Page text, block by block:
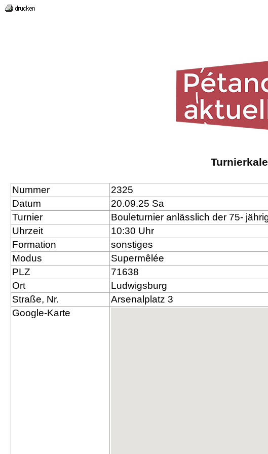
Nummer
2325
Datum
20.09.25 Sa
Turnier
Bouleturnier anlässlich der 75-
Uhrzeit
10:30 Uhr
Formation
sonstiges
Modus
Supermêlée
PLZ
71638
Ort
Ludwigsburg
Straße, Nr.
Arsenalplatz 3
Google-Karte